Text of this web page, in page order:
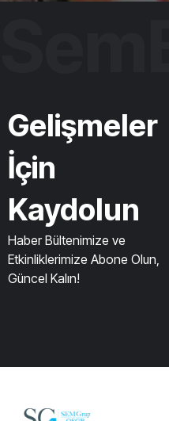
Gelişmeler
İçin
Kaydolun
Haber Bültenimize ve
Etkinliklerimize Abone Olun,
Güncel Kalın!